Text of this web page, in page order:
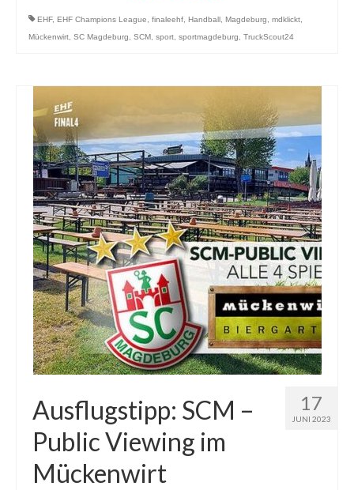
EHF, EHF Champions League, finaleehf, Handball , Magdeburg, mdklickt,
Mückenwirt, SC Magdeburg, SCM, sport, sportmagdeburg, TruckScout24
17
JUNI 2023
Ausflugstipp: SCM –
Public Viewing im
Mückenwirt